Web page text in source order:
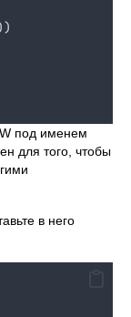
под именем
для того, чтобы
в него